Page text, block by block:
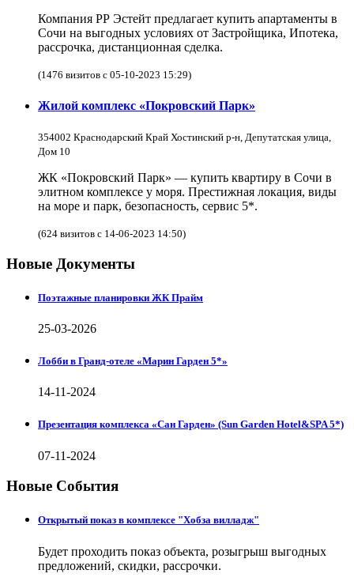
Компания РР Эстейт предлагает купить апартаменты в
Сочи на выгодных условиях от Застройщика, Ипотека,
рассрочка, дистанционная сделка.
(1476 визитов с 05-10-2023 15:29)
Жилой комплекс «Покровский Парк»
354002 Краснодарский Край Хостинский р-н, Депутатская улица,
Дом 10
ЖК «Покровский Парк» — купить квартиру в Сочи в
элитном комплексе у моря. Престижная локация, виды
на море и парк, безопасность, сервис 5*.
(624 визитов с 14-06-2023 14:50)
Новые Документы
Поэтажные планировки ЖК Прайм
25-03-2026
Лобби в Гранд-отеле «Марин Гарден 5*»
14-11-2024
Презентация комплекса «Сан Гарден» (Sun Garden Hotel&SPA 5*)
07-11-2024
Новые События
Открытый показ в комплексе "Хобза вилладж"
Будет проходить показ объекта, розыгрыш выгодных
предложений, скидки, рассрочки.